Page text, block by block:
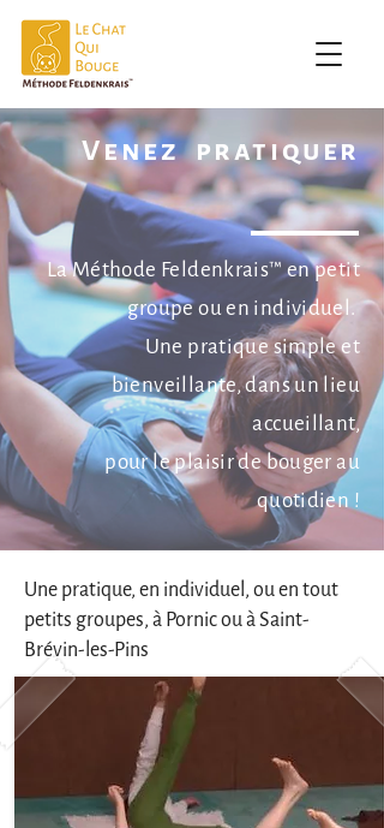
Venez pratiquer
La Méthode Feldenkrais™ en petit
groupe ou en individuel.
Une pratique simple et
bienveillante, dans un lieu
accueillant,
pour le plaisir de bouger au
quotidien !
Une pratique, en individuel, ou en tout
petits groupes, à Pornic ou à Saint-
Brévin-les-Pins